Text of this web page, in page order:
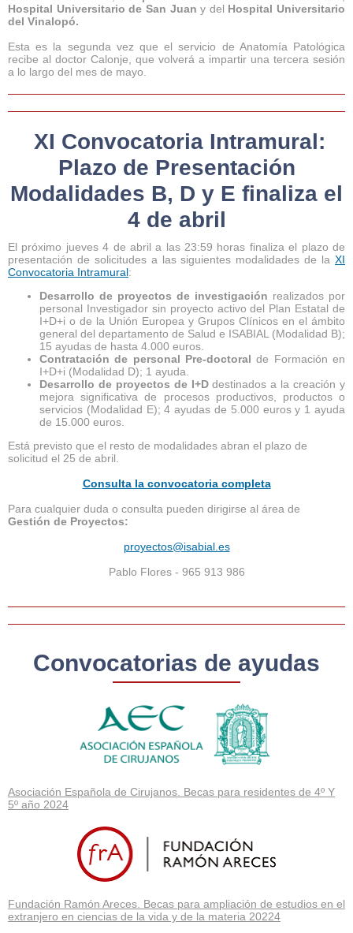
Hospital Universitario de San Juany del Hospital Universitario
del Vinalopó.
Esta es la segunda vez que el servicio de Anatomía Patológica
recibe al doctor Calonje, que volverá a impartir una tercera sesión
a lo largo del mes de mayo.
XI Convocatoria Intramural:
Plazo de Presentación
Modalidades B, D y E finaliza el
4 de abril
El próximo jueves 4 de abril a las 23:59 horas finaliza el plazo de
presentación de solicitudes a las siguientes modalidades de la XI
Convocatoria Intramural:
Desarrollo de proyectos de investigación realizados por
personal Investigador sin proyecto activo del Plan Estatal de
I+D+i o de la Unión Europea y Grupos Clínicos en el ámbito
general del departamento de Salud e ISABIAL (Modalidad B);
15 ayudas de hasta 4.000 euros.
Contratación de personal Pre-doctoral de Formación en
I+D+i (Modalidad D); 1 ayuda.
Desarrollo de proyectos de I+Ddestinados a la creación y
mejora significativa de procesos productivos, productos o
servicios (Modalidad E); 4 ayudas de 5.000 euros y 1 ayuda
de 15.000 euros.
Está previsto que el resto de modalidades abran el plazo de
solicitud el 25 de abril.
Consulta la convocatoria completa
Para cualquier duda o consulta pueden dirigirse al área de
Gestión de Proyectos:
proyectos@isabial.es
Pablo Flores - 965 913 986
Convocatorias de ayudas
Asociación Española de Cirujanos. Becas para residentes de 4º Y
5º año 2024
Fundación Ramón Areces. Becas para ampliación de estudios en el
extranjero en ciencias de la vida y de la materia 20224